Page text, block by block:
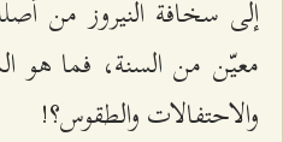
إلى سخافة النيروز من
معيّن من السنة، فما هو
والاحتفالات والطقوس؟!